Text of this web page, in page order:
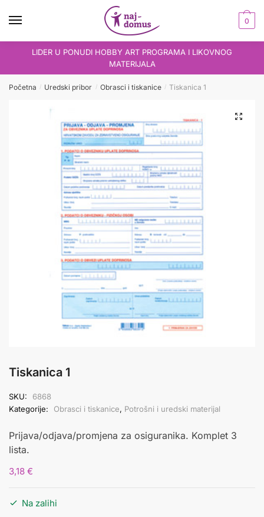
0
LIDER U PONUDI HOBBY ART PROGRAMA I LIKOVNOG
MATERIJALA
Početna / Uredski pribor / Obrasci i tiskanice / Tiskanica 1
Tiskanica 1
SKU:
6868
Kategorije:
Obrasci i tiskanice, Potrošni i uredski materijal
Prijava/odjava/promjena za osiguranika. Komplet 3
lista.
3,18 €
Na zalihi